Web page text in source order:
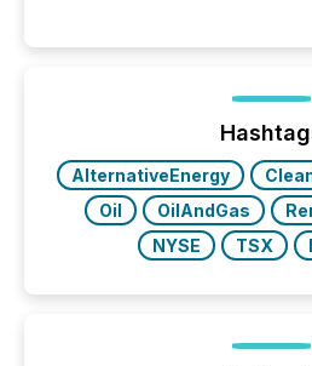
analyzed AI crawler activity
window following press
study tracked...
AlternativeEnergy
Oil
OilAndGas
NYSE
TSX